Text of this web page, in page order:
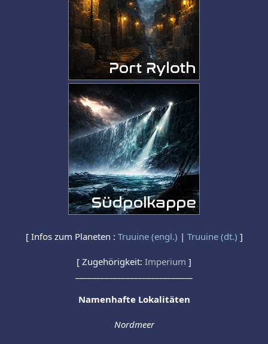
[ Infos zum Planeten : Truuine (engl.) | Truuine (dt.) ]
[ Zugehörigkeit: Imperium ]
Namenhafte Lokalitäten
Nordmeer